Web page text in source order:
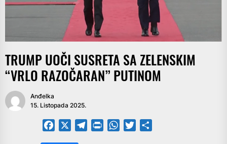
TRUMP UOČI SUSRETA SA ZELENSKIM
“VRLO RAZOČARAN” PUTINOM
Anđelka
15. Listopada 2025.
Facebook TelegramPrintFriendly
WhatsApp
Twitter